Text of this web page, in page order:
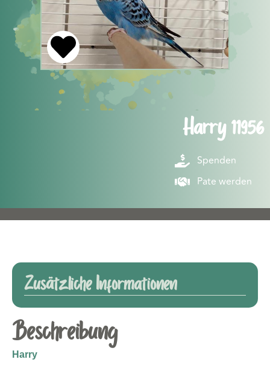
Harry 11956
Spenden
Pate werden
Zusätzliche Informationen
Beschreibung
Harry